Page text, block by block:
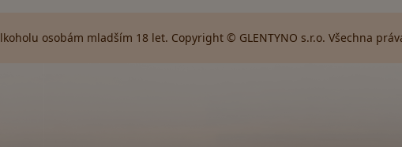
osobám mladším 18 let. Copyright © GLENTYNO s.r.o. Všechna